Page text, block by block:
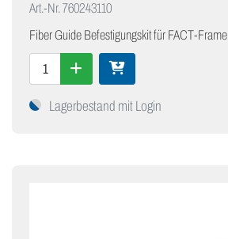
Art.-Nr.760243110
Fiber Guide Befestigungskit für FACT-Frame
Lagerbestand mit Login